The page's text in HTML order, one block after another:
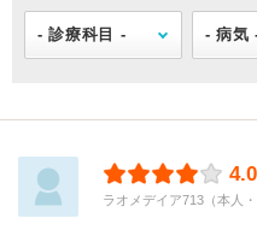
4.0
ラオメデイア713（本人